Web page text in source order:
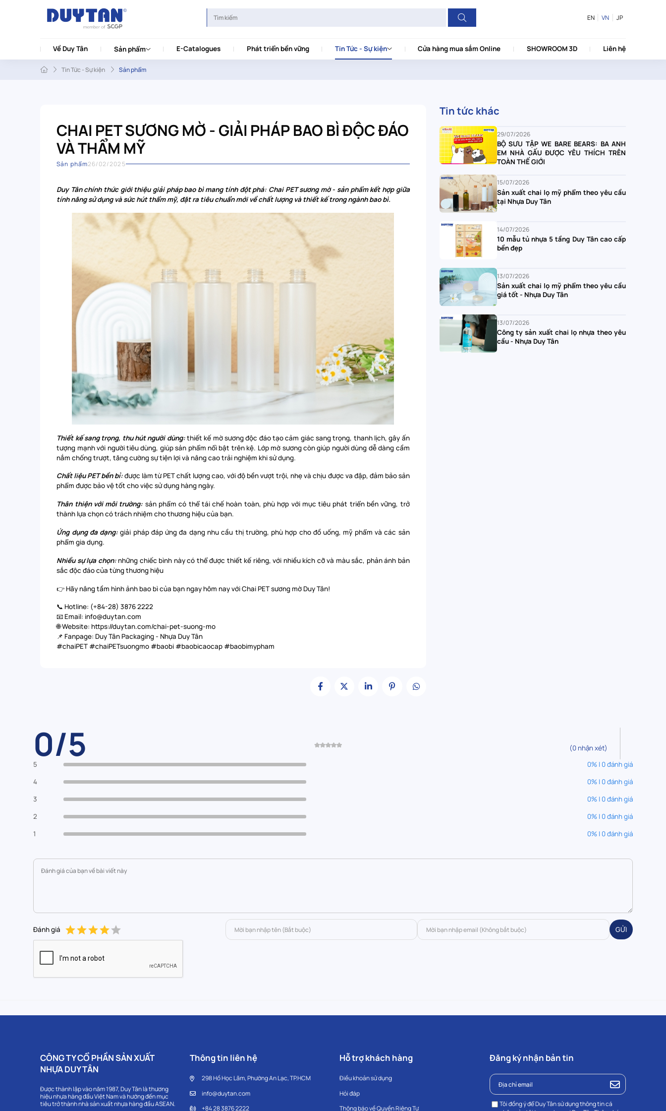
EN VN JP
Về Duy Tân Sản phẩm E-Catalogues Phát triển bền vững Tin Tức - Sự kiện Cửa hàng mua sắm Online SHOWROOM 3D Liên hệ
Tin Tức - Sự kiện Sản phẩm
CHAI PET SƯƠNG MỜ - GIẢI PHÁP BAO BÌ ĐỘC ĐÁO
VÀ THẨM MỸ
Sản phẩm26/02/2025
Duy Tân chính thức giới thiệu giải pháp bao bì mang tính đột phá: Chai PET sương mờ - sản phẩm kết hợp giữa
tính năng sử dụng và sức hút thẩm mỹ, đặt ra tiêu chuẩn mới về chất lượng và thiết kế trong ngành bao bì.
Thiết kế sang trọng, thu hút người dùng:thiết kế mờ sương độc đáo tạo cảm giác sang trọng, thanh lịch, gây ấn
tượng mạnh với người tiêu dùng, giúp sản phẩm nổi bật trên kệ. Lớp mờ sương còn giúp người dùng dễ dàng cầm
nắm chống trượt, tăng cường sự tiện lợi và nâng cao trải nghiệm khi sử dụng.
Chất liệu PET bền bỉ:được làm từ PET chất lượng cao, với độ bền vượt trội, nhẹ và chịu được va đập, đảm bảo sản
phẩm được bảo vệ tốt cho việc sử dụng hàng ngày.
Thân thiện với môi trường: sản phẩm có thể tái chế hoàn toàn, phù hợp với mục tiêu phát triển bền vững, trở
thành lựa chọn có trách nhiệm cho thương hiệu của bạn.
Ứng dụng đa dạng:giải pháp đáp ứng đa dạng nhu cầu thị trường, phù hợp cho đồ uống, mỹ phẩm và các sản
phẩm gia dụng.
Nhiều sự lựa chọn: những chiếc bình này có thể được thiết kế riêng, với nhiều kích cỡ và màu sắc, phản ánh bản
sắc độc đáo của từng thương hiệu
👉 Hãy nâng tầm hình ảnh bao bì của bạn ngay hôm nay với Chai PET sương mờ Duy Tân!
📞 Hotline: (+84-28) 3876 2222
📧 Email: info@duytan.com
🌐 Website: https://duytan.com/chai-pet-suong-mo
📌 Fanpage: Duy Tân Packaging- Nhựa Duy Tân
#chaiPET #chaiPETsuongmo #baobi #baobicaocap #baobimypham
Tin tức khác
29/07/2026
BỘ SƯU TẬP WE BARE BEARS: BA ANH
EM NHÀ GẤU ĐƯỢC YÊU THÍCH TRÊN
TOÀN THẾ GIỚI
15/07/2026
Sản xuất chai lọ mỹ phẩm theo yêu cầu
tại Nhựa Duy Tân
14/07/2026
10 mẫu tủ nhựa 5 tầng Duy Tân cao cấp
bền đẹp
13/07/2026
Sản xuất chai lọ mỹ phẩm theo yêu cầu
giá tốt - Nhựa Duy Tân
13/07/2026
Công ty sản xuất chai lọ nhựa theo yêu
cầu - Nhựa Duy Tân
0/5
(0 nhận xét)
5
0% | 0 đánh giá
4
0% | 0 đánh giá
3
0% | 0 đánh giá
2
0% | 0 đánh giá
1
0% | 0 đánh giá
Đánh giá GỬI
CÔNG TY CỔ PHẦN SẢN XUẤT
NHỰA DUY TÂN
Được thành lập vào năm 1987, Duy Tân là thương
hiệu nhựa hàng đầu Việt Nam và hướng đến mục
tiêu trở thành nhà sản xuất nhựa hàng đầu ASEAN.
Thông tin liên hệ
298 Hồ Học Lãm, Phường An Lạc, TP.HCM
info@duytan.com
+84 28 3876 2222
Hỗ trợ khách hàng
Điều khoản sử dụng
Hỏi đáp
Thông báo về Quyền Riêng Tư
Đăng ký nhận bản tin
Tôi đồng ý để Duy Tân sử dụng thông tin cá